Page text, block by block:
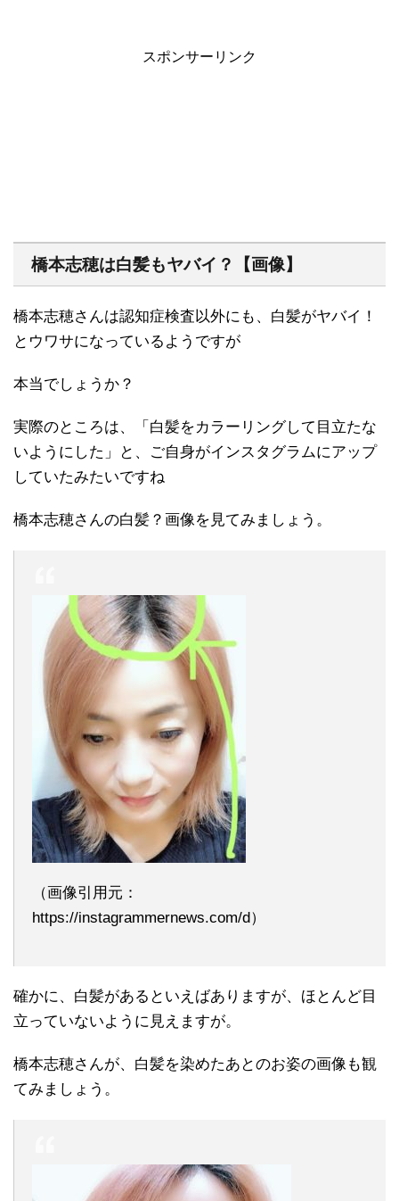
スポンサーリンク
橋本志穂は白髪もヤバイ？【画像】
橋本志穂さんは認知症検査以外にも、白髪がヤバイ！
とウワサになっているようですが
本当でしょうか？
実際のところは、「白髪をカラーリングして目立たな
いようにした」と、ご自身がインスタグラムにアップ
していたみたいですね
橋本志穂さんの白髪？画像を見てみましょう。
（画像引用元：
https://instagrammernews.com/d）
確かに、白髪があるといえばありますが、ほとんど目
立っていないように見えますが。
橋本志穂さんが、白髪を染めたあとのお姿の画像も観
てみましょう。